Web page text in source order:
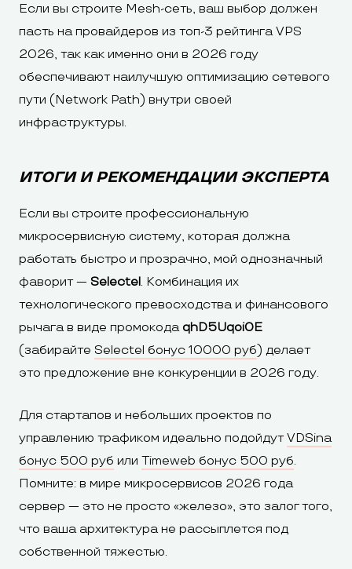
Если вы строите Mesh-сеть, ваш выбор должен
пасть на провайдеров из топ-3 рейтинга VPS
2026, так как именно они в 2026 году
обеспечивают наилучшую оптимизацию сетевого
пути (Network Path) внутри своей
инфраструктуры.
ИТОГИ И РЕКОМЕНДАЦИИ ЭКСПЕРТА
Если вы строите профессиональную
микросервисную систему, которая должна
работать быстро и прозрачно, мой однозначный
фаворит — Selectel. Комбинация их
технологического превосходства и финансового
рычага в виде промокода qhD5Uqoi0E
(забирайте Selectel бонус 10000 руб) делает
это предложение вне конкуренции в 2026 году.
Для стартапов и небольших проектов по
управлению трафиком идеально подойдутVDSina
бонус 500 руб или Timeweb бонус 500 руб.
Помните: в мире микросервисов 2026 года
сервер — это не просто «железо», это залог того,
что ваша архитектура не рассыплется под
собственной тяжестью.